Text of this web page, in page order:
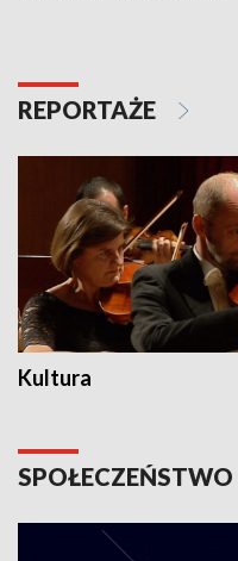
REPORTAŻE
Kultura
SPOŁECZEŃSTWO